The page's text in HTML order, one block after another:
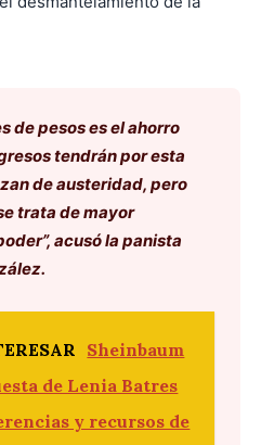
de pesos es el ahorro
tendrán por esta
de austeridad, pero
trata de mayor
acusó la panista
Sheinbaum
de Lenia Batres
y recursos de